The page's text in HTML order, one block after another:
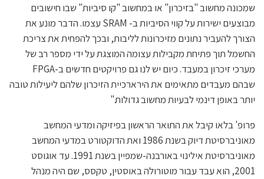
שמכונה מחשוב "בזיכרון" או במחשוב "קו סיביות" שבו חישובים
מבוצעים ישירות על קווי הסיביות ב- SRAM עצמו. הדבר מונע את
הצורך להעביר נתונים מזיכרונות לליבות, ובכך להפחית את צריכת
החשמל תוך פתיחת מקבילות עצומה המוצגת על ידי מספר רב של
מערכי זיכרון במעבד. כיום יש לנו גם פרויקטים חדשים ב-FPGA
שבהם מעבדים מתאימים את הירארכיית הזיכרון שלהם ליעילות טובה
יותר באופן דינמי לבעיות מחשוב גדולות."
פרופ' בלאו קיבל את התואר הראשון בפיזיקה ומדעי המחשב
מאוניברסיטת דיוק בשנת 1986 ואת הדוקטורט במדעי המחשב
מאוניברסיטת אילינוי באורבנה-שמפיין בשנת 1991. עד אוגוסט
2001, הוא עבד עבור מוטורולה באוסטין, טקסס, שם היה מנהל